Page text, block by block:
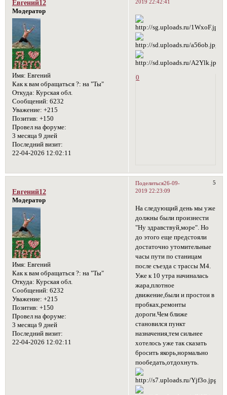
2019 22:42:41
Евгений12
Модератор
Имя: Евгений
Как к вам обращаться ?: на "Ты"
Откуда: Курская обл.
Сообщений: 6232
Уважение: +215
Позитив: +150
Провел на форуме:
3 месяца 9 дней
Последний визит:
22-04-2026 12:02:11
0
Поделиться 5
26-09-
2019 22:23:09
Евгений12
Модератор
Имя: Евгений
Как к вам обращаться ?: на "Ты"
Откуда: Курская обл.
Сообщений: 6232
Уважение: +215
Позитив: +150
Провел на форуме:
3 месяца 9 дней
Последний визит:
22-04-2026 12:02:11
На следующий день мы уже
должны были произнести
"Ну здравствуй,море". Но
до этого еще предстояли
достаточно утомительные
часы пути по станицам
после съезда с трассы М4.
Уже к 10 утра начиналась
жара,плотное
движение,были и простои в
пробках,ремонты
дороги.Чем ближе
становился пункт
назначения,тем сильнее
хотелось уже так сказать
бросить якорь,нормально
пообедать,отдохнуть.